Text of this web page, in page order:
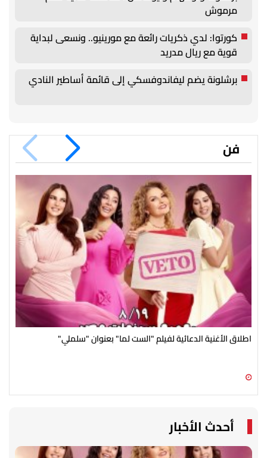
مرموش
كورتوا: لدي ذكريات رائعة مع مورينيو.. ونسعى لبداية
قوية مع ريال مدريد
برشلونة يضم ليفاندوفسكي إلى قائمة أساطير النادي
فن
اطلاق الأغنية الدعائية لفيلم "الست لما" بعنوان "سلملي"
أحدث الأخبار